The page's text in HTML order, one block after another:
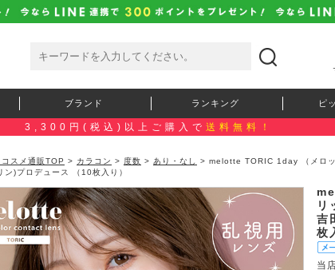
ブランド ランキング ピ
3,300円(税込)以上ご購入で 送料無料！
スメ通販TOP > カラコン > 度数 > あり・なし
> melotte TORIC 1day （メロ
ン)プロデュース （10枚入り）
リ
吉
枚
当